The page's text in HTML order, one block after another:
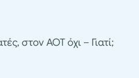
στον ΑΟΤ όχι – Γιατί;